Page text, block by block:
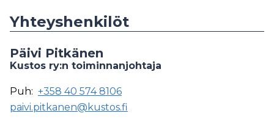
Yhteyshenkilöt
Päivi Pitkänen
Kustos ry:n toiminnanjohtaja
Puh: +358 40 574 8106
paivi.pitkanen@kustos.fi